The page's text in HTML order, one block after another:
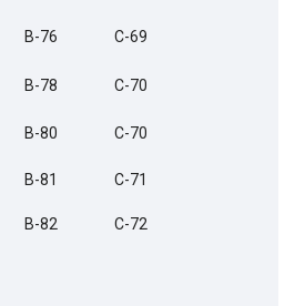
B-76 C-69
B-78 C-70
B-80 C-70
B-81 C-71
B-82 C-72